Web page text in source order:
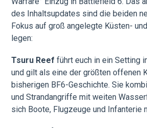
des Inhaltsupdates sind die beiden
Fokus auf groß angelegte Küsten-
legen:
Tsuru Reef führt euch in ein Setting
und gilt als eine der größten offenen
bisherigen BF6-Geschichte. Sie
und Strandangriffe mit weiten
sich Boote, Flugzeuge und Infanterie